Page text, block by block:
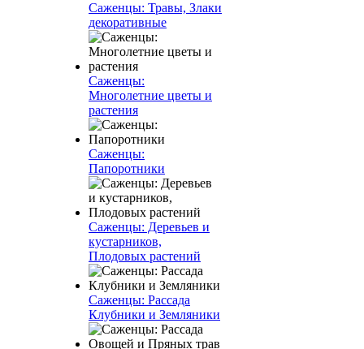
Саженцы: Травы, Злаки
декоративные
Саженцы:
Многолетние цветы и
растения
Саженцы:
Папоротники
Саженцы: Деревьев и
кустарников,
Плодовых растений
Саженцы: Рассада
Клубники и Земляники